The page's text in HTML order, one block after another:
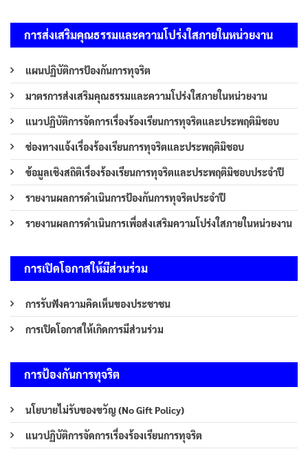
การส่งเสริมคุณธรรมและความโปร่งใสภายในหน่วยงาน
แผนปฏิบัติการป้องกันการทุจริต
มาตรการส่งเสริมคุณธรรมและความโปร่งใสภายในหน่วยงาน
แนวปฏิบัติการจัดการเรื่องร้องเรียนการทุจริตและประพฤติมิชอบ
ช่องทางแจ้งเรื่องร้องเรียนการทุจริตและประพฤติมิชอบ
ข้อมูลเชิงสถิติเรื่องร้องเรียนการทุจริตและประพฤติมิชอบประจำปี
รายงานผลการดำเนินการป้องกันการทุจริตประจำปี
รายงานผลการดำเนินการเพื่อส่งเสริมความโปร่งใสภายในหน่วยงาน
การเปิดโอกาสให้มีส่วนร่วม
การรับฟังความคิดเห็นของประชาชน
การเปิดโอกาสให้เกิดการมีส่วนร่วม
การป้องกันการทุจริต
นโยบายไม่รับของขวัญ (No Gift Policy)
แนวปฏิบัติการจัดการเรื่องร้องเรียนการทุจริต